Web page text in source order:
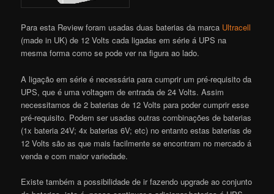
Para esta Review foram usadas duas baterias da marca Ultracell
(made in UK) de 12 Volts cada ligadas em série á UPS na
mesma forma como se pode ver na figura ao lado.
A ligação em série é necessária para cumprir um pré-requisito da
UPS, que é uma voltagem de entrada de 24 Volts. Assim
necessitamos de 2 baterias de 12 Volts para poder cumprir esse
pré-requisito. Podem ser usadas outras combinações de baterias
(1x bateria 24V; 4x baterias 6V; etc) no entanto estas baterias de
12 Volts são as que mais facilmente se encontram no mercado á
venda e com maior variedade.
Existe também a possibilidade de ir fazendo upgrade ao conjunto